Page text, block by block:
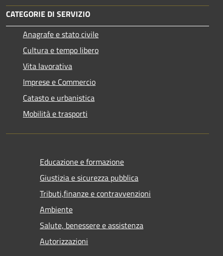
CATEGORIE DI SERVIZIO
Anagrafe e stato civile
Cultura e tempo libero
Vita lavorativa
Imprese e Commercio
Catasto e urbanistica
Mobilità e trasporti
Educazione e formazione
Giustizia e sicurezza pubblica
Tributi,finanze e contravvenzioni
Ambiente
Salute, benessere e assistenza
Autorizzazioni